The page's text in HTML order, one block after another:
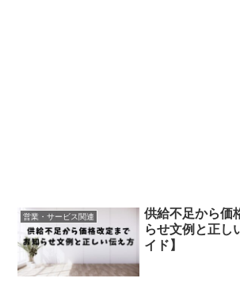
営業・サービス関連
供給不足から価
らせ文例と正し
イド】